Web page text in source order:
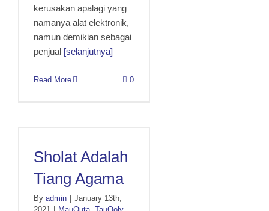
kerusakan apalagi yang
namanya alat elektronik,
namun demikian sebagai
penjual [selanjutnya]
Read More 0
Agama
Sholat Adalah
Tiang Agama
By admin
January 13th,